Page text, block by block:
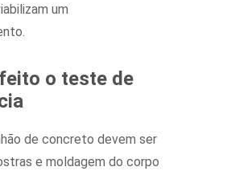
um
o teste de
de concreto devem ser
e moldagem do corpo